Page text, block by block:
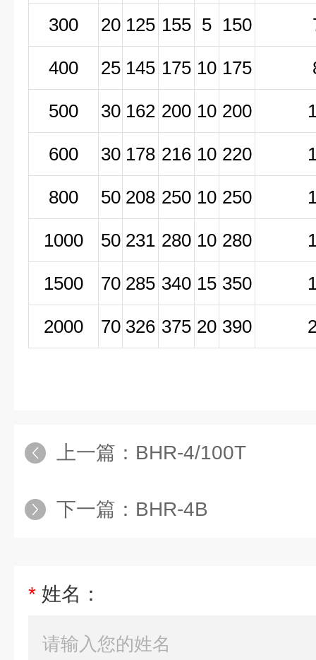
300 20 125 155 5 150
400 25 145 175 10 175
500 30 162 200 10 200
600 30 178 216 10 220
800 50 208 250 10 250
1000 50 231 280 10 280
1500 70 285 340 15 350
2000 70 326 375 20 390
上一篇： BHR-4/100T
下一篇： BHR-4B
* 姓名：